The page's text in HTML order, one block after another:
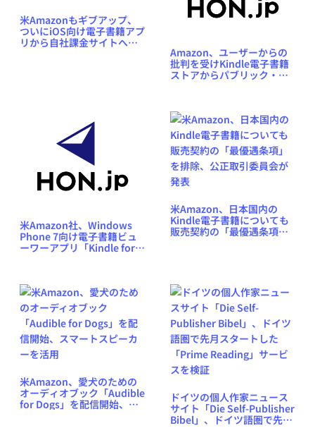
米Amazonもギブアップ、
ついにiOS向け電子書籍アプ
リから自社課金サイトへの
Amazon、ユーザーからの
批判を受けKindle電子書籍
ストアからパブリック・ド
米Amazon社、Windows
Phone 7向け電子書籍ビュ
ーワーアプリ「Kindle for
米Amazon、日本国内の
Kindle電子書籍についても
販売契約の「最優遇条項」
米Amazon、愛犬のための
オーディオブック「Audible
for Dogs」を配信開始、ス
ドイツの個人作家ニュース
サイト「Die Self-Publisher
Bibel」、ドイツ語圏で先月